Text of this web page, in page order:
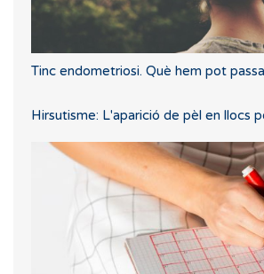
Tinc endometriosi. Què hem pot
Hirsutisme: L'aparició de pèl en llocs